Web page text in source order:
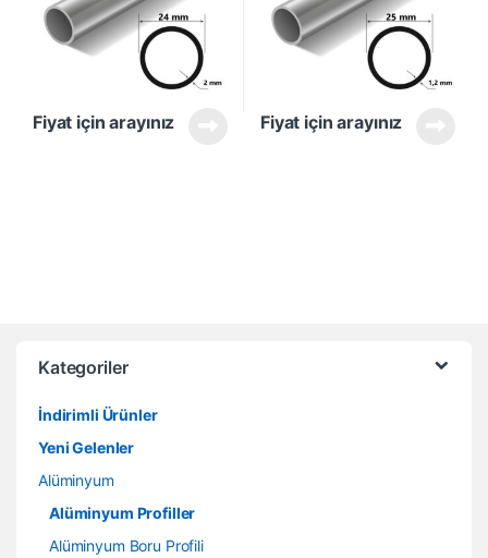
Fiyat için arayınız Fiyat için arayınız
Kategoriler
İndirimli Ürünler
Yeni Gelenler
Alüminyum
Alüminyum Profiller
Alüminyum Boru Profili